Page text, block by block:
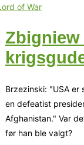
Zbigniew
Brzezinski: "USA er
en defeatist
Afghanistan." Var
før han ble valgt?